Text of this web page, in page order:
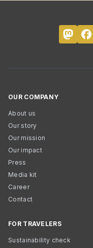
OUR COMPANY
About us
Our story
Our mission
Our impact
Press
Media kit
Career
Contact
FOR TRAVELERS
Sustainability check